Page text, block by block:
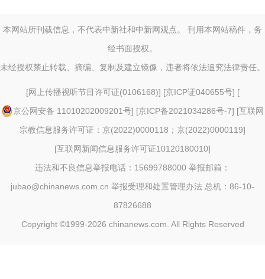
本网站所刊载信息，不代表中新社和中新网观点。 刊用本网站稿件，务
经书面授权。
未经授权禁止转载、摘编、复制及建立镜像，违者将依法追究法律责任。
[网上传播视听节目许可证(0106168)] [京ICP证040655号] [
京公网安备 11010202009201号] [京ICP备2021034286号-7] [互联网
宗教信息服务许可证：京(2022)0000118；京(2022)0000119]
[互联网新闻信息服务许可证10120180010]
违法和不良信息举报电话：15699788000 举报邮箱：
jubao@chinanews.com.cn 举报受理和处置管理办法 总机：86-10-
87826688
Copyright ©1999-2026 chinanews.com. All Rights Reserved